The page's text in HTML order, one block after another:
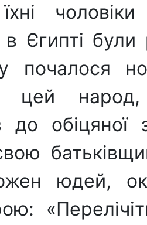
в Єгипті
почалося
цей
до обіцяної
юдей,